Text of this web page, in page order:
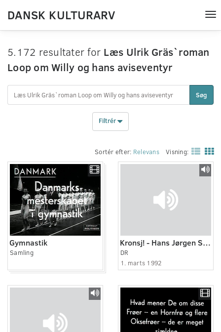
DANSK KULTURARV
5.172 resultater for Læs Ulrik Gräs`roman
Loop om Willy og hans aviseventyr
Søg
Filtrér
Sortér efter: Relevans Visning:
Gymnastik
Samling
Kronsj! - Hans Jørgen Skov.
DR
1. marts 1992